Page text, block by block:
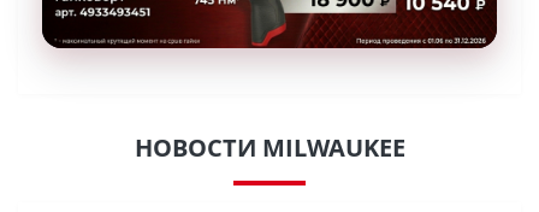
НОВОСТИ MILWAUKEE